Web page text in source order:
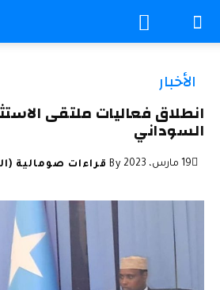
الأخبار
انطلاق فعاليات ملتقى
السوداني
19 مارس، 2023 By قراءات صومالية